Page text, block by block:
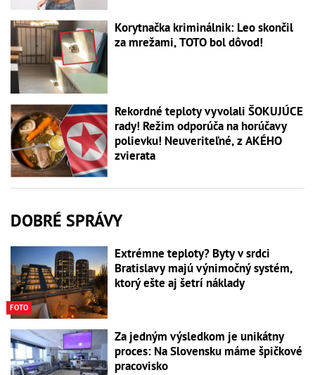
Korytnačka kriminálnik: Leo skončil
za mrežami, TOTO bol dôvod!
Rekordné teploty vyvolali ŠOKUJÚCE
rady! Režim odporúča na horúčavy
polievku! Neuveriteľné, z AKÉHO
zvierata
DOBRÉ SPRÁVY
FOTO
Extrémne teploty? Byty v srdci
Bratislavy majú výnimočný systém,
ktorý ešte aj šetrí náklady
Za jedným výsledkom je unikátny
proces: Na Slovensku máme špičkové
pracovisko